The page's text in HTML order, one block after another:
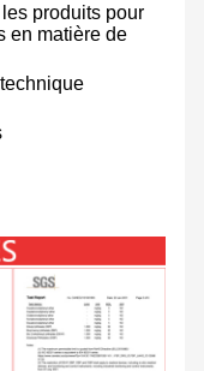
produits pour
en matière de